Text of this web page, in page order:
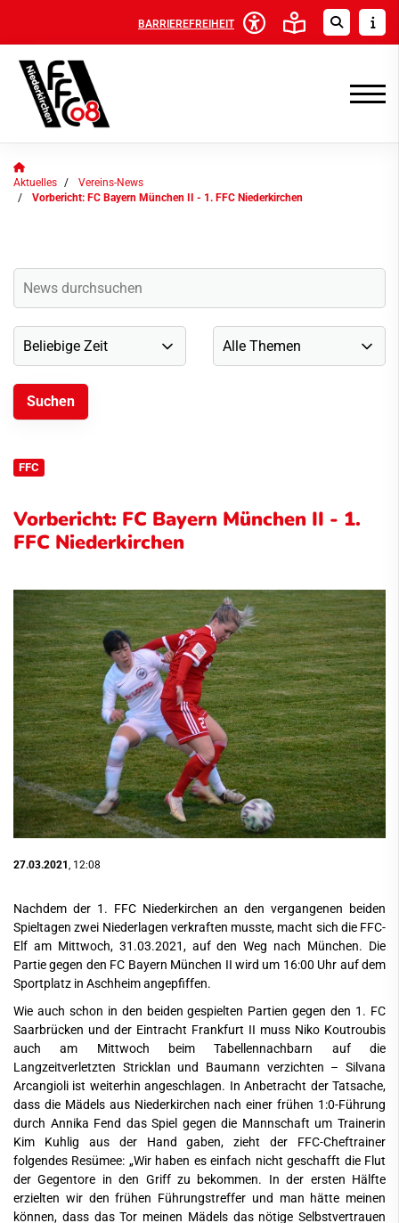
BARRIEREFREIHEIT
Aktuelles
Vereins-News
Vorbericht: FC Bayern München II - 1. FFC Niederkirchen
FFC
Vorbericht: FC Bayern München II - 1.
FFC Niederkirchen
27.03.2021 , 12:08
Nachdem der 1. FFC Niederkirchen an den vergangenen beiden
Spieltagen zwei Niederlagen verkraften musste, macht sich die FFC-
Elf am Mittwoch, 31.03.2021, auf den Weg nach München. Die
Partie gegen den FC Bayern München II wird um 16:00 Uhr auf dem
Sportplatz in Aschheim angepfiffen.
Wie auch schon in den beiden gespielten Partien gegen den 1. FC
Saarbrücken und der Eintracht Frankfurt II muss Niko Koutroubis
auch am Mittwoch beim Tabellennachbarn auf die
Langzeitverletzten Stricklan und Baumann verzichten – Silvana
Arcangioli ist weiterhin angeschlagen. In Anbetracht der Tatsache,
dass die Mädels aus Niederkirchen nach einer frühen 1:0-Führung
durch Annika Fend das Spiel gegen die Mannschaft um Trainerin
Kim Kuhlig aus der Hand gaben, zieht der FFC-Cheftrainer
folgendes Resümee: „Wir haben es einfach nicht geschafft die Flut
der Gegentore in den Griff zu bekommen. In der ersten Hälfte
erzielten wir den frühen Führungstreffer und man hätte meinen
können, dass das Tor meinen Mädels das nötige Selbstvertrauen